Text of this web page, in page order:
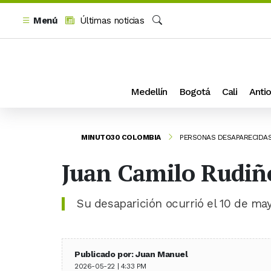
Menú
Últimas noticias
Medellín Bogotá Cali
MINUTO30 COLOMBIA PERSONAS
Juan Camilo
Su desaparición ocurrió el 10 de
Publicado por: Juan Manuel
2026-05-22 | 4:33 PM